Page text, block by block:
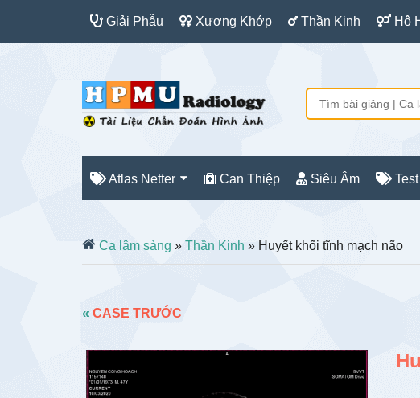
Giải Phẫu Xương Khớp Thần Kinh Hô
Atlas Netter Can Thiệp Siêu Âm
Ca lâm sàng » Thần Kinh » Huyết khối tĩnh mạch não
« CASE TRƯỚC